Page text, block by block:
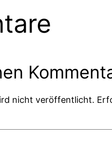
nicht veröffentlicht.